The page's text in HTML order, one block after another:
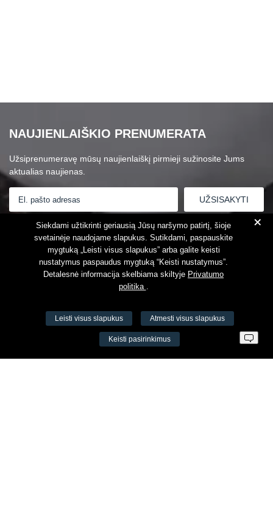
NAUJIENLAIŠKIO PRENUMERATA
Užsiprenumeravę mūsų naujienlaiškį pirmieji sužinosite Jums
aktualias naujienas.
Susipažinau suPrivatumo politika
VŠĮ Fitneso mokymo centras AEROMIX
+
Siekdami užtikrinti geriausią Jūsų naršymo patirtį, šioje
svetainėje naudojame slapukus. Sutikdami, paspauskite
mygtuką „Leisti visus slapukus” arba galite keisti
nustatymus paspaudus mygtuką “Keisti nustatymus”.
Detalesnė informacija skelbiama skiltyje Privatumo
politika .
Leisti visus slapukus Atmesti visus slapukus
Keisti pasirinkimus